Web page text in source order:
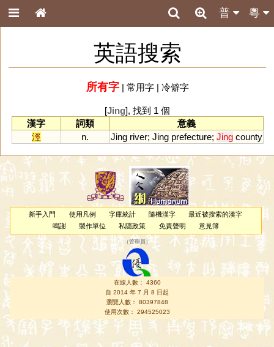
粵
普
英語搜索
所有字| 常用字| 冷僻字
[Jing], 找到 1 個
漢字
詞類
意義
涇
n. Jing river; Jing prefecture; Jing county
新手入門 使用凡例 字庫統計 隨機漢字
最近被搜索的漢字
鳴謝
製作單位 私隱政策 免責聲明 意見簿
（管理員 ）
在線人數： 4360
自 2014 年 7 月 8 日起
瀏覽人數： 80397848
使用次數： 294525023